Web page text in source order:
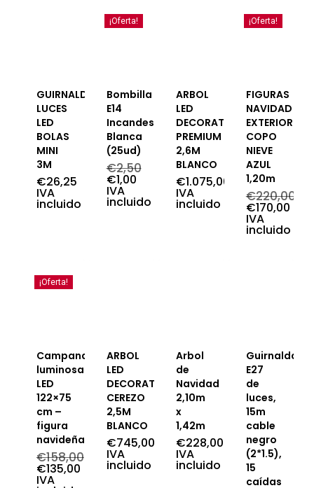
GUIRNALDA
LUCES
LED
BOLAS
MINI
3M
€26,25
IVA
incluido
¡Oferta!
Bombilla
E14
Incandescente
Blanca
(25ud)
€2,50
El
precio
original
€1,00El
actual
IVA
incluido
ARBOL
LED
DECORATIVO
PREMIUM
2,6M
BLANCO
€1.075,00
IVA
incluido
¡Oferta!
FIGURAS
NAVIDAD
EXTERIOR
COPO
NIEVE
AZUL
1,20m
€220,00
El
precio
original
€170,00
El
precio
IVA
incluido
¡Oferta!
Campana
luminosa
LED
122×75
cm –
figura
navideña
€158,00
El
precio
€135,00
El
IVA
ARBOL
LED
DECORATIVO
CEREZO
2,5M
BLANCO
€745,00
IVA
incluido
Arbol
de
Navidad
2,10m
x
1,42m
€228,00
IVA
incluido
Guirnalda
E27
de
luces,
15m
cable
negro
(2*1.5),
15
caídas